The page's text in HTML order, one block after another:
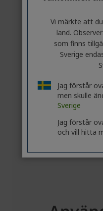
Vi märkte att
land.
som finns
Sverige
Jag förstår
men skulle
Sverige
Jag förstår
och vill hitta